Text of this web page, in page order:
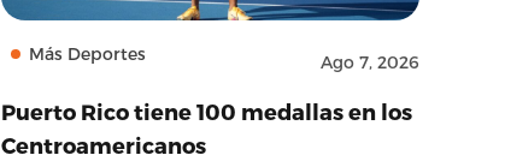
Más Deportes Ago 7, 2026
Puerto Rico tiene 100 medallas en los
Centroamericanos